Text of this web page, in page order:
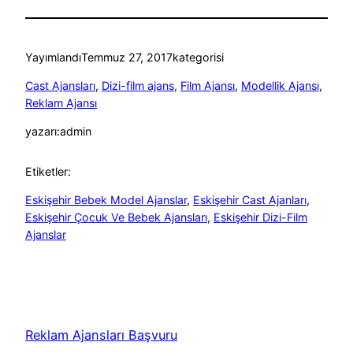
YayımlandıTemmuz 27, 2017kategorisi
Cast Ajansları, Dizi-film ajans, Film Ajansı, Modellik Ajansı
Reklam Ajansı
yazarı:admin
Etiketler:
Eskişehir Bebek Model Ajanslar, Eskişehir Cast Ajanları
Eskişehir Çocuk Ve Bebek Ajansları, Eskişehir Dizi-Film
Ajanslar
Reklam Ajansları Başvuru